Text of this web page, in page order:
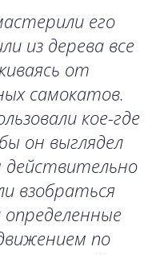
его
из дерева все
от
самокатов.
кое-где
он выглядел
действительно
взобраться
определенные
по